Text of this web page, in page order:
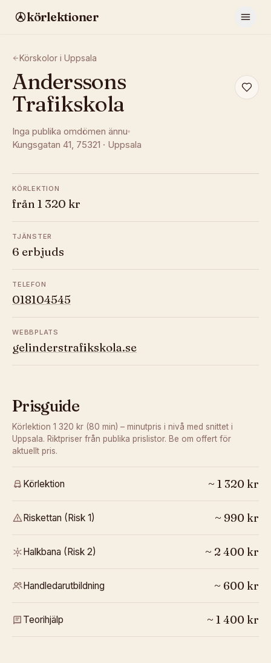
körlektioner
Körskolor i Uppsala
Anderssons
Trafikskola
Inga publika omdömen ännu
Kungsgatan 41, 75321 · Uppsala
KÖRLEKTION
från 1 320 kr
TJÄNSTER
6 erbjuds
TELEFON
018104545
WEBBPLATS
gelinderstrafikskola.se
Prisguide
Körlektion 1 320 kr (80 min) – minutpris i nivå med snittet i
Uppsala. Riktpriser från publika prislistor. Be om offert för
aktuellt pris.
Körlektion ~ 1 320 kr
Riskettan (Risk 1) ~ 990 kr
Halkbana (Risk 2) ~ 2 400 kr
Handledarutbildning ~ 600 kr
Teorihjälp ~ 1 400 kr